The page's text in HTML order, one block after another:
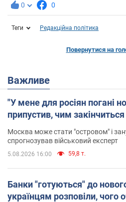
0 0
Теги Редакційна політика
Повернутися на
Важливе
"У мене для росіян погані
припустив, чим закінчиться
Москва може стати "островом" і
спрогнозував військовий експерт
5.08.2026 16:00 59,8 т.
Банки "готуються" до
українцям розповіли, чого